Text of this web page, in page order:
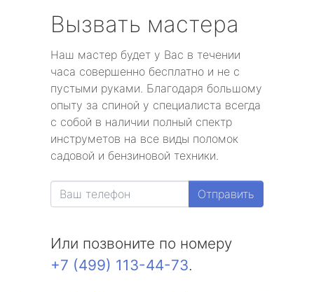
Вызвать мастера
Наш мастер будет у Вас в течении
часа совершенно бесплатно и не с
пустыми руками. Благодаря большому
опыту за спиной у специалиста всегда
с собой в наличии полный спектр
инструметов на все виды поломок
садовой и бензиновой техники.
Отправить
Или позвоните по номеру
+7 (499) 113-44-73.